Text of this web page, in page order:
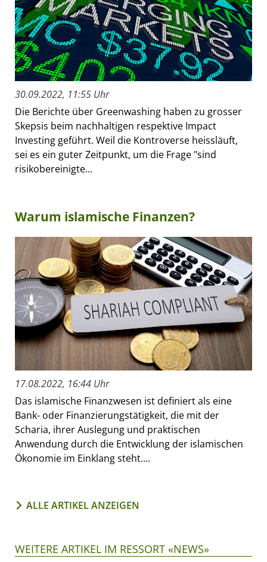
30.09.2022, 11:55 Uhr
Die Berichte über Greenwashing haben zu grosser
Skepsis beim nachhaltigen respektive Impact
Investing geführt. Weil die Kontroverse heissläuft,
sei es ein guter Zeitpunkt, um die Frage "sind
risikobereinigte...
Warum islamische Finanzen?
17.08.2022, 16:44 Uhr
Das islamische Finanzwesen ist definiert als eine
Bank- oder Finanzierungstätigkeit, die mit der
Scharia, ihrer Auslegung und praktischen
Anwendung durch die Entwicklung der islamischen
Ökonomie im Einklang steht....
ALLE ARTIKEL ANZEIGEN
WEITERE ARTIKEL IM RESSORT «NEWS»